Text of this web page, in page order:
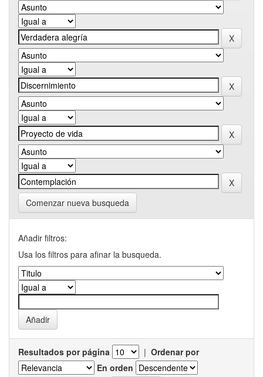
Comenzar nueva busqueda
Añadir filtros:
Usa los filtros para afinar la busqueda.
Resultados por página | Ordenar por
En orden